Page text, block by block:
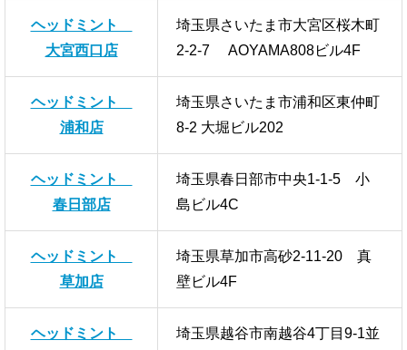
ヘッドミント
大宮西口店
埼玉県さいたま市大宮区桜木町
2-2-7 AOYAMA808ビル4F
ヘッドミント
浦和店
埼玉県さいたま市浦和区東仲町
8-2 大堀ビル202
ヘッドミント
春日部店
埼玉県春日部市中央1-1-5 小
島ビル4C
ヘッドミント
草加店
埼玉県草加市高砂2-11-20 真
壁ビル4F
ヘッドミント
埼玉県越谷市南越谷4丁目9-1並